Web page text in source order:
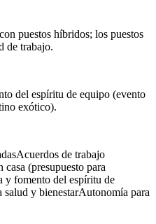
puestos híbridos; los puestos
de trabajo.
del espíritu de equipo (evento
exótico).
Acuerdos de trabajo
(presupuesto para
y fomento del espíritu de
salud y bienestarAutonomía para